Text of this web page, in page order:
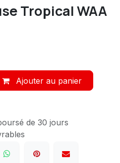
Tropical WAA
Ajouter au panier
de 30 jours